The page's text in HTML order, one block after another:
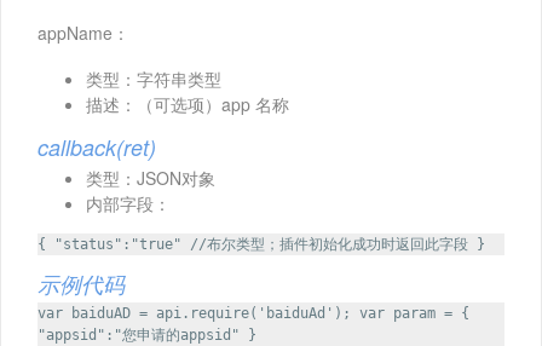
appName：
类型：字符串类型
描述：（可选项）app 名称
callback(ret)
类型：JSON对象
内部字段：
{ "status":"true" //布尔类型；插件初始化成功时返回此字段 }
示例代码
var baiduAD = api.require('baiduAd'); var param = {
"appsid":"您申请的appsid" }